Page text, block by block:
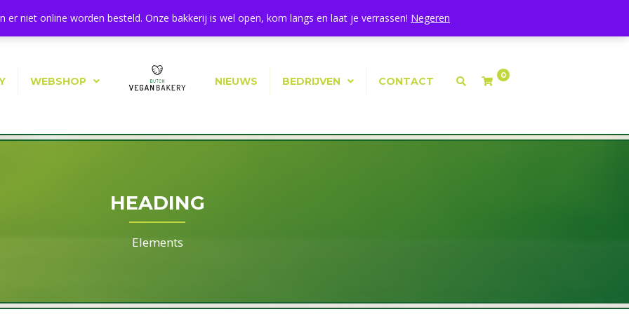
1544 BA Zaandijk Mijn Account|
WEBSHOP NIEUWS BEDRIJVEN CONTACT 0
HEADING
Elements
er niet online worden besteld. Onze bakkerij is wel open, kom langs en laat je verrassen! Negeren